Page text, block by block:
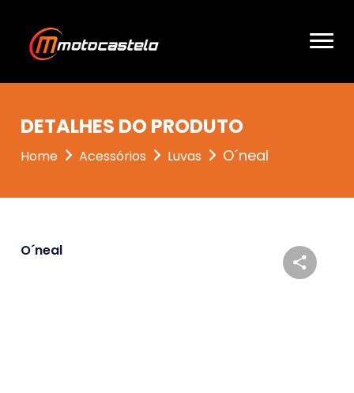
DETALHES DO PRODUTO
Home Acessórios Luvas O´neal
O´neal